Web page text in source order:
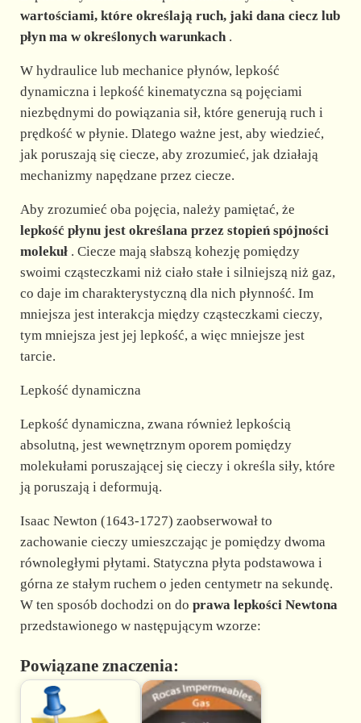
d
e
o
wartościami, które określają ruch, jaki dana ciecz lub
płyn ma w określonych warunkach.
W hydraulice lub mechanice płynów, lepkość
dynamiczna i lepkość kinematyczna są pojęciami
niezbędnymi do powiązania sił, które generują ruch i
prędkość w płynie. Dlatego ważne jest, aby wiedzieć,
jak poruszają się ciecze, aby zrozumieć, jak działają
mechanizmy napędzane przez ciecze.
Aby zrozumieć oba pojęcia, należy pamiętać, że
lepkość płynu jest określana przez stopień spójności
molekuł. Ciecze mają słabszą kohezję pomiędzy
swoimi cząsteczkami niż ciało stałe i silniejszą niż gaz,
co daje im charakterystyczną dla nich płynność. Im
mniejsza jest interakcja między cząsteczkami cieczy,
tym mniejsza jest jej lepkość, a więc mniejsze jest
tarcie.
Lepkość dynamiczna
Lepkość dynamiczna, zwana również lepkością
absolutną, jest wewnętrznym oporem pomiędzy
molekułami poruszającej się cieczy i określa siły, które
ją poruszają i deformują.
Isaac Newton (1643-1727) zaobserwował to
zachowanie cieczy umieszczając je pomiędzy dwoma
równoległymi płytami. Statyczna płyta podstawowa i
górna ze stałym ruchem o jeden centymetr na sekundę.
W ten sposób dochodzi on do prawa lepkości Newtona
przedstawionego w następującym wzorze:
Powiązane znaczenia: